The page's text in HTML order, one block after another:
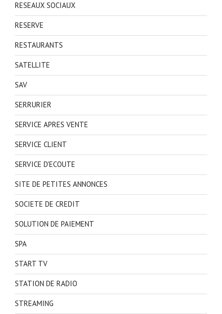
RESEAUX SOCIAUX
RESERVE
RESTAURANTS
SATELLITE
SAV
SERRURIER
SERVICE APRES VENTE
SERVICE CLIENT
SERVICE D'ECOUTE
SITE DE PETITES ANNONCES
SOCIETE DE CREDIT
SOLUTION DE PAIEMENT
SPA
START TV
STATION DE RADIO
STREAMING